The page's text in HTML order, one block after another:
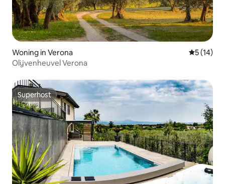
Woning in Verona
5 (14)
Olijvenheuvel Verona
Superhost
Superhost